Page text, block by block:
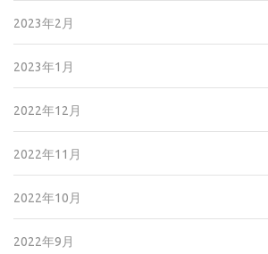
2023年2月
2023年1月
2022年12月
2022年11月
2022年10月
2022年9月